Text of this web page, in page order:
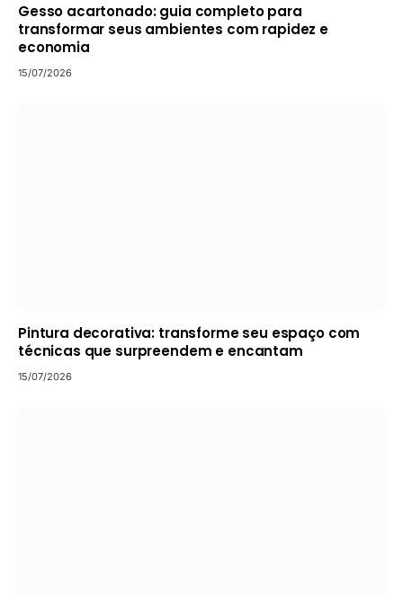
Gesso acartonado: guia completo para
transformar seus ambientes com rapidez e
economia
15/07/2026
Pintura decorativa: transforme seu espaço com
técnicas que surpreendem e encantam
15/07/2026